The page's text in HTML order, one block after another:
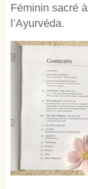
Féminin sacré
l’Ayurvéda.